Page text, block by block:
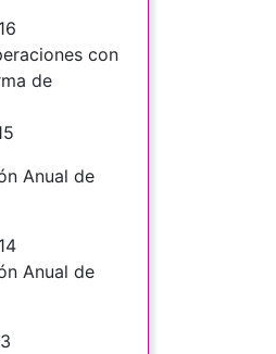
con
de
Anual de
Anual de